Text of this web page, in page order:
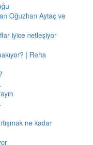
Oğuzhan Aytaç ve
iyice netleşiyor
| Reha
ne kadar